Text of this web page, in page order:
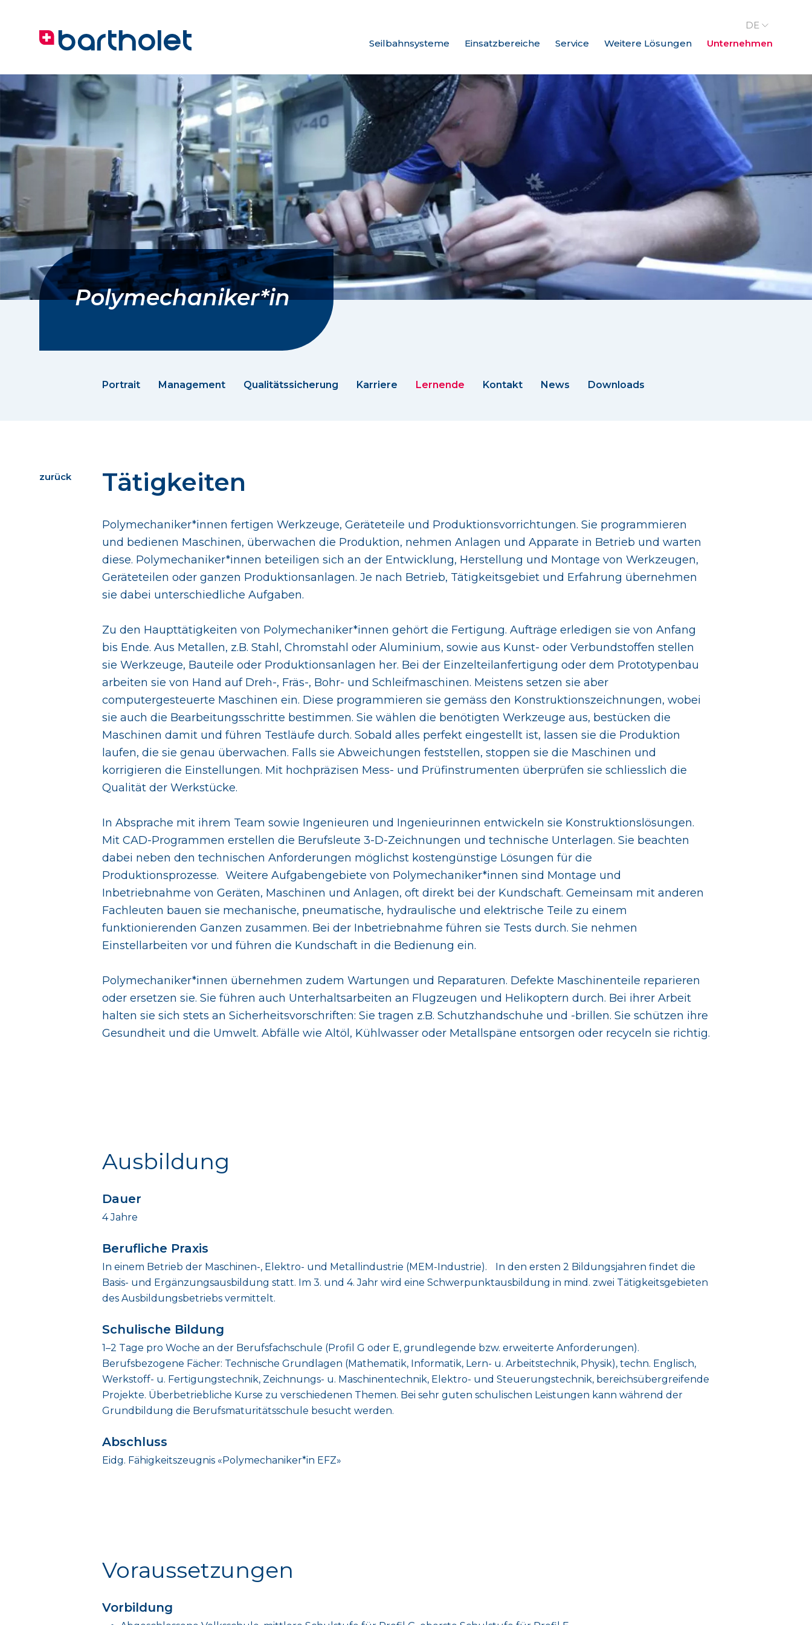
Seilbahnsysteme Einsatzbereiche Service Weitere Lösungen Unternehmen
DE
Polymechaniker*in
Portrait Management Qualitätssicherung Karriere Lernende Kontakt News Downloads
Tätigkeiten
Polymechaniker*innen fertigen Werkzeuge, Geräteteile und Produktionsvorrichtungen. Sie programmieren
und bedienen Maschinen, überwachen die Produktion, nehmen Anlagen und Apparate in Betrieb und warten
diese. Polymechaniker*innen beteiligen sich an der Entwicklung, Herstellung und Montage von Werkzeugen,
Geräteteilen oder ganzen Produktionsanlagen. Je nach Betrieb, Tätigkeitsgebiet und Erfahrung übernehmen
sie dabei unterschiedliche Aufgaben.
Zu den Haupttätigkeiten von Polymechaniker*innen gehört die Fertigung. Aufträge erledigen sie von Anfang
bis Ende. Aus Metallen, z.B. Stahl, Chromstahl oder Aluminium, sowie aus Kunst- oder Verbundstoffen stellen
sie Werkzeuge, Bauteile oder Produktionsanlagen her. Bei der Einzelteilanfertigung oder dem Prototypenbau
arbeiten sie von Hand auf Dreh-, Fräs-, Bohr- und Schleifmaschinen. Meistens setzen sie aber
computergesteuerte Maschinen ein. Diese programmieren sie gemäss den Konstruktionszeichnungen, wobei
sie auch die Bearbeitungsschritte bestimmen. Sie wählen die benötigten Werkzeuge aus, bestücken die
Maschinen damit und führen Testläufe durch. Sobald alles perfekt eingestellt ist, lassen sie die Produktion
laufen, die sie genau überwachen. Falls sie Abweichungen feststellen, stoppen sie die Maschinen und
korrigieren die Einstellungen. Mit hochpräzisen Mess- und Prüfinstrumenten überprüfen sie schliesslich die
Qualität der Werkstücke.
In Absprache mit ihrem Team sowie Ingenieuren und Ingenieurinnen entwickeln sie Konstruktionslösungen.
Mit CAD-Programmen erstellen die Berufsleute 3-D-Zeichnungen und technische Unterlagen. Sie beachten
dabei neben den technischen Anforderungen möglichst kostengünstige Lösungen für die
Produktionsprozesse. Weitere Aufgabengebiete von Polymechaniker*innen sind Montage und
Inbetriebnahme von Geräten, Maschinen und Anlagen, oft direkt bei der Kundschaft. Gemeinsam mit anderen
Fachleuten bauen sie mechanische, pneumatische, hydraulische und elektrische Teile zu einem
funktionierenden Ganzen zusammen. Bei der Inbetriebnahme führen sie Tests durch. Sie nehmen
Einstellarbeiten vor und führen die Kundschaft in die Bedienung ein.
Polymechaniker*innen übernehmen zudem Wartungen und Reparaturen. Defekte Maschinenteile reparieren
oder ersetzen sie. Sie führen auch Unterhaltsarbeiten an Flugzeugen und Helikoptern durch. Bei ihrer Arbeit
halten sie sich stets an Sicherheitsvorschriften: Sie tragen z.B. Schutzhandschuhe und -brillen. Sie schützen ihre
Gesundheit und die Umwelt. Abfälle wie Altöl, Kühlwasser oder Metallspäne entsorgen oder recyceln sie richtig.
zurück
Ausbildung
Dauer
4 Jahre
Berufliche Praxis
In einem Betrieb der Maschinen-, Elektro- und Metallindustrie (MEM-Industrie). In den ersten 2 Bildungsjahren findet die
Basis- und Ergänzungsausbildung statt. Im 3. und 4. Jahr wird eine Schwerpunktausbildung in mind. zwei Tätigkeitsgebieten
des Ausbildungsbetriebs vermittelt.
Schulische Bildung
1–2 Tage pro Woche an der Berufsfachschule (Profil G oder E, grundlegende bzw. erweiterte Anforderungen).
Berufsbezogene Fächer: Technische Grundlagen (Mathematik, Informatik, Lern- u. Arbeitstechnik, Physik), techn. Englisch,
Werkstoff- u. Fertigungstechnik, Zeichnungs- u. Maschinentechnik, Elektro- und Steuerungstechnik, bereichsübergreifende
Projekte. Überbetriebliche Kurse zu verschiedenen Themen. Bei sehr guten schulischen Leistungen kann während der
Grundbildung die Berufsmaturitätsschule besucht werden.
Abschluss
Eidg. Fähigkeitszeugnis «Polymechaniker*in EFZ»
Voraussetzungen
Vorbildung